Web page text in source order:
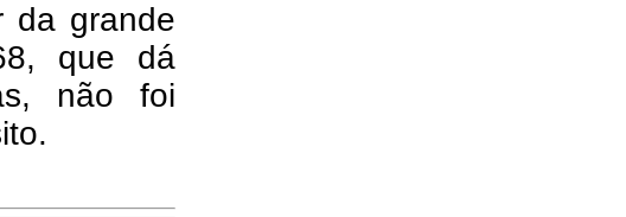
da grande
que dá
não foi